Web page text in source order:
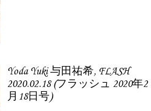
Yoda Yuki 与田祐希, FLASH
2020.02.18 (フラッシュ 2020年2
月18日号)